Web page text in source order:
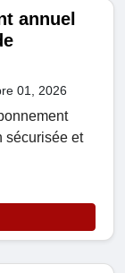
annuel
01, 2026
sécurisée et